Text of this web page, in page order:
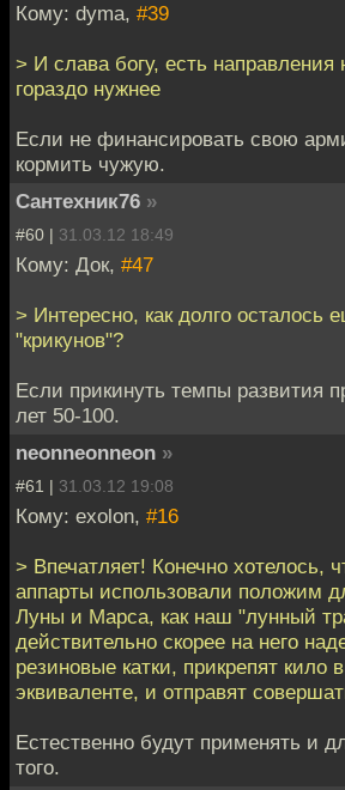
Кому: dyma, #39
> И слава богу, есть направления
гораздо нужнее
Если не финансировать свою
кормить чужую.
Сантехник76 »
#60 | 31.03.12 18:49
Кому: Док, #47
> Интересно, как долго осталось
"крикунов"?
Если прикинуть темпы развития
лет 50-100.
neonneonneon »
#61 | 31.03.12 19:08
Кому: exolon, #16
> Впечатляет! Конечно хотелось,
аппарты использовали положим
Луны и Марса, как наш "лунный
действительно скорее на него
резиновые катки, прикрепят кило
эквиваленте, и отправят
Естественно будут применять и
того.